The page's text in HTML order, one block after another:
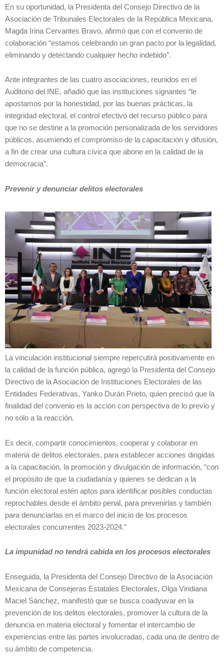
En su oportunidad, la Presidenta del Consejo Directivo de la
Asociación de Tribunales Electorales de la República Mexicana,
Magda Irina Cervantes Bravo, afirmó que con el convenio de
colaboración “estamos celebrando un gran pacto por la legalidad,
eliminando y detectando cualquier hecho indebido”.
Ante integrantes de las cuatro asociaciones, reunidos en el
Auditorio del INE, añadió que las instituciones signantes “le
apostamos por la honestidad, por las buenas prácticas, la
integridad electoral, el control efectivo del recurso público para
que no se destine a la promoción personalizada de los servidores
públicos, asumiendo el compromiso de la capacitación y difusión,
a fin de crear una cultura cívica que abone en la calidad de la
democracia”.
Prevenir y denunciar delitos electorales
La vinculación institucional siempre repercutirá positivamente en
la calidad de la función pública, agregó la Presidenta del Consejo
Directivo de la Asociación de Instituciones Electorales de las
Entidades Federativas, Yanko Durán Prieto, quien precisó que la
finalidad del convenio es la acción con perspectiva de lo previo y
no sólo a la reacción.
Es decir, compartir conocimientos, cooperar y colaborar en
materia de delitos electorales, para establecer acciones dirigidas
a la capacitación, la promoción y divulgación de información, “con
el propósito de que la ciudadanía y quienes se dedican a la
función electoral estén aptos para identificar posibles conductas
reprochables desde el ámbito penal, para prevenirlas y también
para denunciarlas en el marco del inicio de los procesos
electorales concurrentes 2023-2024.”
La impunidad no tendrá cabida en los procesos electorales
Enseguida, la Presidenta del Consejo Directivo de la Asociación
Mexicana de Consejeras Estatales Electorales, Olga Viridiana
Maciel Sánchez, manifestó que se busca coadyuvar en la
prevención de los delitos electorales, promover la cultura de la
denuncia en materia electoral y fomentar el intercambio de
experiencias entre las partes involucradas, cada una de dentro de
su ámbito de competencia.